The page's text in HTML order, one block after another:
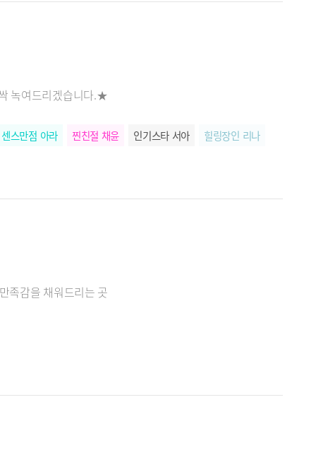
녹여드리겠습니다.★
센스만점 아라 찐친절 채윤 인기스타 서아 힐링장인 리나
족감을 채워드리는 곳